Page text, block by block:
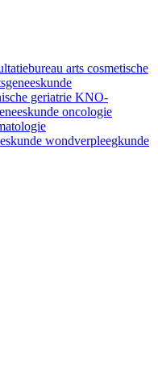
arts cosmetische
geriatrie KNO-
oncologie
wondverpleegkunde